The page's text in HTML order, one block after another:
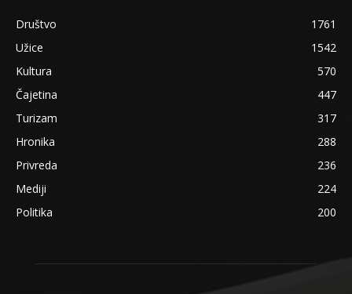
Društvo
1761
Užice
1542
Kultura
570
Čajetina
447
Turizam
317
Hronika
288
Privreda
236
Mediji
224
Politika
200